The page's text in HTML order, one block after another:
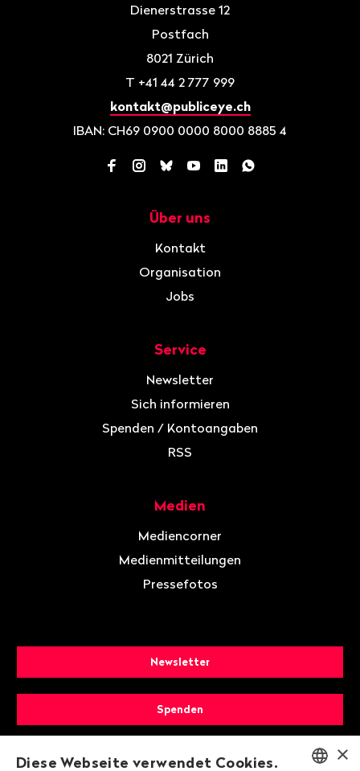
Dienerstrasse 12
Postfach
8021 Zürich
T +41 44 2 777 999
kontakt@publiceye.ch
IBAN: CH69 0900 0000 8000 8885 4
Facebook
Instagram
BlueskyYouTube
LinkedInWhatsApp
Über uns
Kontakt
Organisation
Jobs
Service
Newsletter
Sich informieren
Spenden / Kontoangaben
RSS
Medien
Mediencorner
Medienmitteilungen
Pressefotos
Newsletter
Spenden
Mitglied werden ×
Diese Webseite verwendet Cookies.